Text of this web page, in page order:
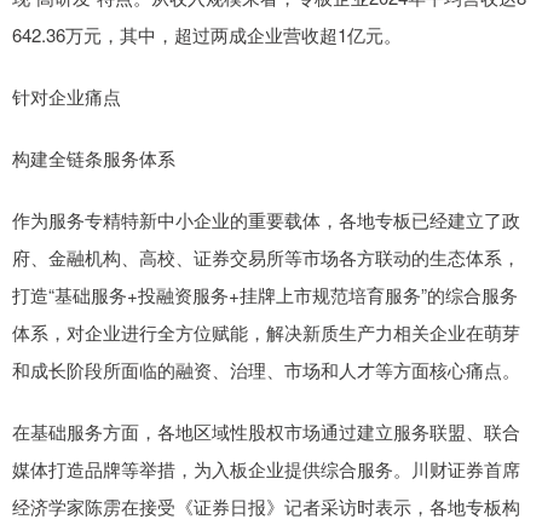
642.36万元，其中，超过两成企业营收超1亿元。
针对企业痛点
构建全链条服务体系
作为服务专精特新中小企业的重要载体，各地专板已经建立了政
府、金融机构、高校、证券交易所等市场各方联动的生态体系，
打造“基础服务+投融资服务+挂牌上市规范培育服务”的综合服务
体系，对企业进行全方位赋能，解决新质生产力相关企业在萌芽
和成长阶段所面临的融资、治理、市场和人才等方面核心痛点。
在基础服务方面，各地区域性股权市场通过建立服务联盟、联合
媒体打造品牌等举措，为入板企业提供综合服务。川财证券首席
经济学家陈雳在接受《证券日报》记者采访时表示，各地专板构